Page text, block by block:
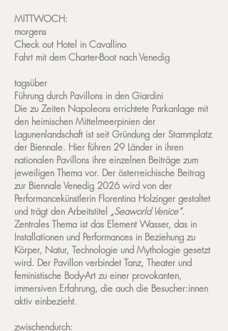
MITTWOCH:
morgens
Check out Hotel in Cavallino
Fahrt mit dem Charter-Boot nach Venedig
tagsüber
Führung durch Pavillons in den Giardini
Die zu Zeiten Napoleons errichtete Parkanlage mit
den heimischen Mittelmeerpinien der
Lagunenlandschaft ist seit Gründung der Stammplatz
der Biennale. Hier führen 29 Länder in ihren
nationalen Pavillons ihre einzelnen Beiträge zum
jeweiligen Thema vor. Der österreichische Beitrag
zur Biennale Venedig 2026 wird von der
Performancekünstlerin Florentina Holzinger gestaltet
und trägt den Arbeitstitel „Seaworld Venice“.
Zentrales Thema ist das Element Wasser, das in
Installationen und Performances in Beziehung zu
Körper, Natur, Technologie und Mythologie gesetzt
wird. Der Pavillon verbindet Tanz, Theater und
feministische Body-Art zu einer provokanten,
immersiven Erfahrung, die auch die Besucher:innen
aktiv einbezieht.
zwischendurch: